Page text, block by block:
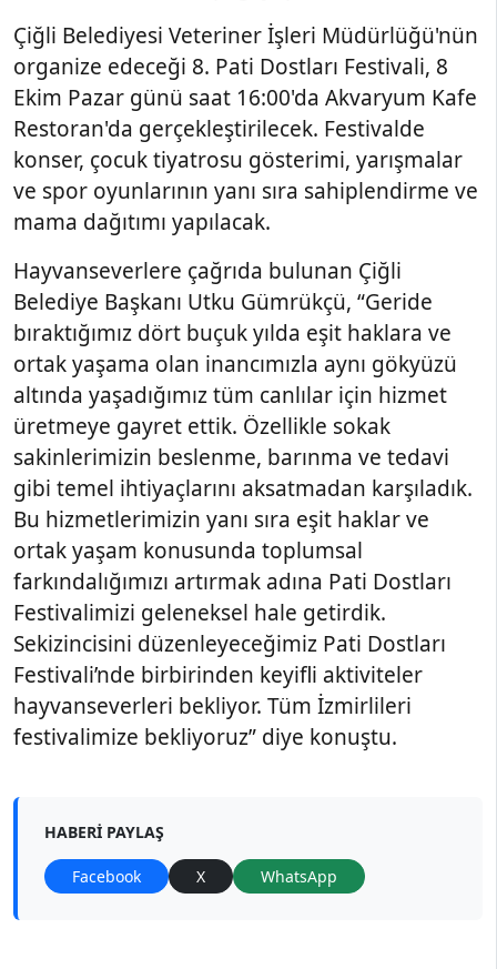
Çiğli Belediyesi Veteriner İşleri Müdürlüğü'nün
organize edeceği 8. Pati Dostları Festivali, 8
Ekim Pazar günü saat 16:00'da Akvaryum Kafe
Restoran'da gerçekleştirilecek. Festivalde
konser, çocuk tiyatrosu gösterimi, yarışmalar
ve spor oyunlarının yanı sıra sahiplendirme ve
mama dağıtımı yapılacak.
Hayvanseverlere çağrıda bulunan Çiğli
Belediye Başkanı Utku Gümrükçü, “Geride
bıraktığımız dört buçuk yılda eşit haklara ve
ortak yaşama olan inancımızla aynı gökyüzü
altında yaşadığımız tüm canlılar için hizmet
üretmeye gayret ettik. Özellikle sokak
sakinlerimizin beslenme, barınma ve tedavi
gibi temel ihtiyaçlarını aksatmadan karşıladık.
Bu hizmetlerimizin yanı sıra eşit haklar ve
ortak yaşam konusunda toplumsal
farkındalığımızı artırmak adına Pati Dostları
Festivalimizi geleneksel hale getirdik.
Sekizincisini düzenleyeceğimiz Pati Dostları
Festivali’nde birbirinden keyifli aktiviteler
hayvanseverleri bekliyor. Tüm İzmirlileri
festivalimize bekliyoruz” diye konuştu.
HABERI PAYLAŞ
Facebook X WhatsApp